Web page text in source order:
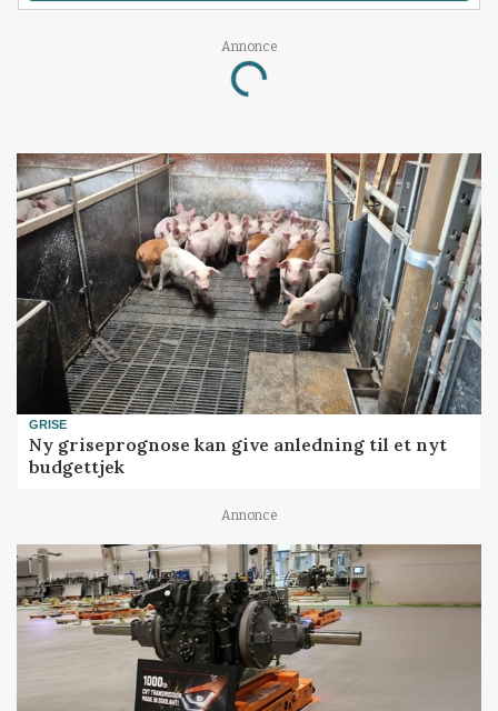
Annonce
Loading...
GRISE
Ny griseprognose kan give anledning til et nyt
budgettjek
Annonce